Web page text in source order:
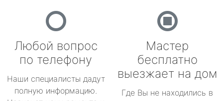
Любой вопрос
по телефону
Наши специалисты дадут
полную информацию.
Мастер
бесплатно
выезжает на дом
Где Вы не находились в